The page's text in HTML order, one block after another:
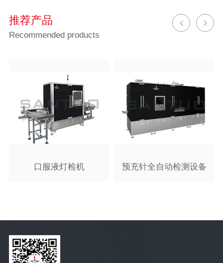
推荐产品
Recommended products
口服液灯检机 预充针全自动检测设备